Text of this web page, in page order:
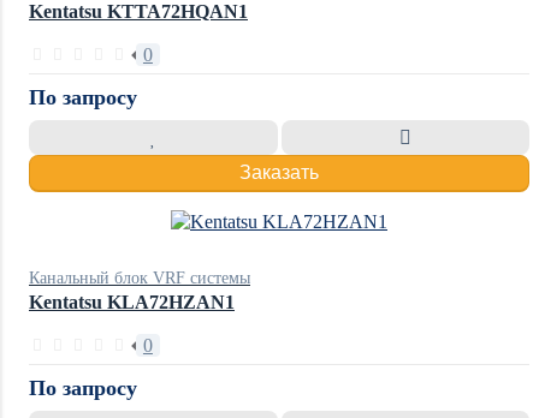
Kentatsu KTTA72HQAN1
0
По запросу
Заказать
Канальный блок VRF системы
Kentatsu KLA72HZAN1
0
По запросу